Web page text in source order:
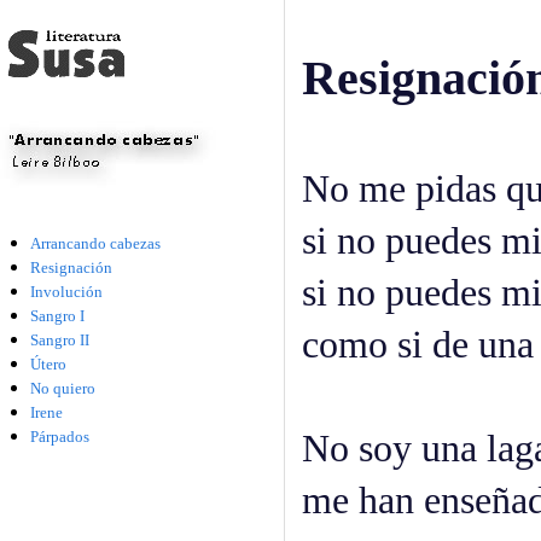
Arrancando cabezas
Resignación
Involución
Sangro I
Sangro II
Útero
No quiero
Irene
Párpados
No me pidas
si no puedes
si no puedes
como si de
No soy una
me han